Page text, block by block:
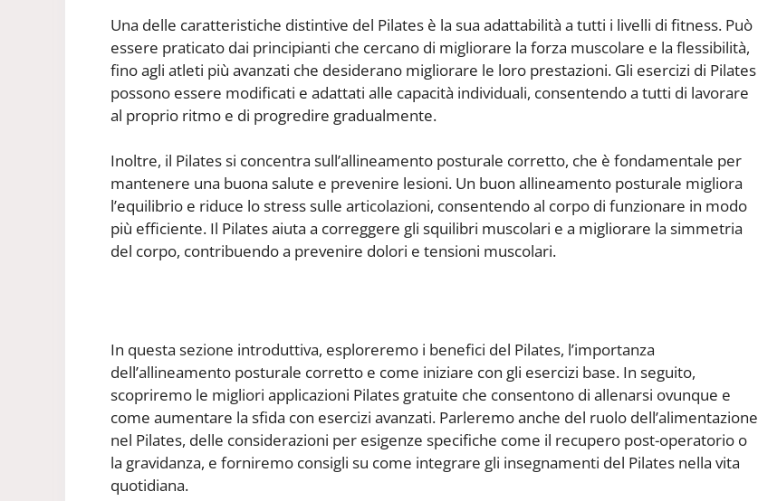
Una delle caratteristiche distintive del Pilates è la sua adattabilità a tutti i livelli di fitness. Può
essere praticato dai principianti che cercano di migliorare la forza muscolare e la flessibilità,
fino agli atleti più avanzati che desiderano migliorare le loro prestazioni. Gli esercizi di Pilates
possono essere modificati e adattati alle capacità individuali, consentendo a tutti di lavorare
al proprio ritmo e di progredire gradualmente.
Inoltre, il Pilates si concentra sull’allineamento posturale corretto, che è fondamentale per
mantenere una buona salute e prevenire lesioni. Un buon allineamento posturale migliora
l’equilibrio e riduce lo stress sulle articolazioni, consentendo al corpo di funzionare in modo
più efficiente. Il Pilates aiuta a correggere gli squilibri muscolari e a migliorare la simmetria
del corpo, contribuendo a prevenire dolori e tensioni muscolari.
In questa sezione introduttiva, esploreremo i benefici del Pilates, l’importanza
dell’allineamento posturale corretto e come iniziare con gli esercizi base. In seguito,
scopriremo le migliori applicazioni Pilates gratuite che consentono di allenarsi ovunque e
come aumentare la sfida con esercizi avanzati. Parleremo anche del ruolo dell’alimentazione
nel Pilates, delle considerazioni per esigenze specifiche come il recupero post-operatorio o
la gravidanza, e forniremo consigli su come integrare gli insegnamenti del Pilates nella vita
quotidiana.